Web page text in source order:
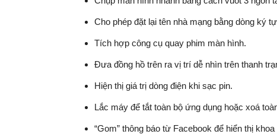
Cho phép đặt lại tên nhà mạng bằng dòng ký
Tích hợp công cụ quay phim màn hình.
Đưa đồng hồ trên ra vị trí dễ nhìn trên thanh
Hiện thị giá trị dòng điện khi sạc pin.
Lắc máy để tắt toàn bộ ứng dụng hoặc xoá
“Gom” thông báo từ Facebook để hiển thị